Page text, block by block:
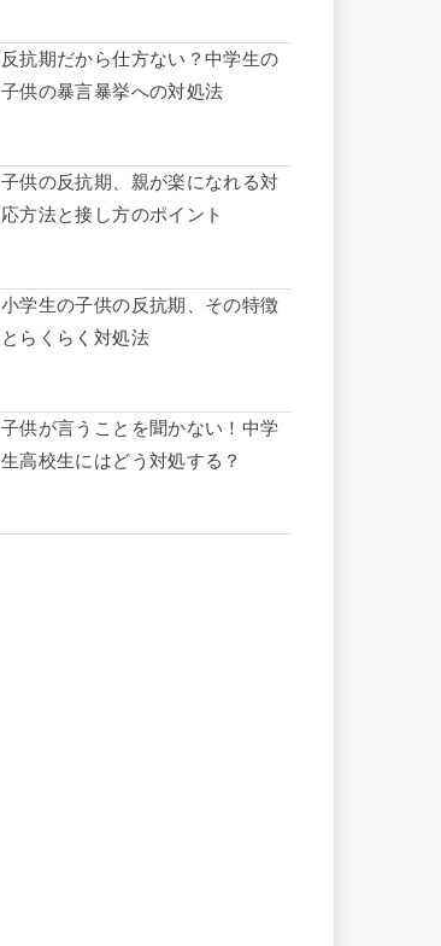
反抗期だから仕方ない？中学生の
子供の暴言暴挙への対処法
子供の反抗期、親が楽になれる対
応方法と接し方のポイント
小学生の子供の反抗期、その特徴
とらくらく対処法
子供が言うことを聞かない！中学
生高校生にはどう対処する？